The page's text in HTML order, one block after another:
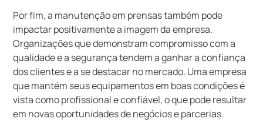
Por fim, a manutenção em prensas também pode
impactar positivamente a imagem da empresa.
Organizações que demonstram compromisso com a
qualidade e a segurança tendem a ganhar a confiança
dos clientes e a se destacar no mercado. Uma empresa
que mantém seus equipamentos em boas condições é
vista como profissional e confiável, o que pode resultar
em novas oportunidades de negócios e parcerias.